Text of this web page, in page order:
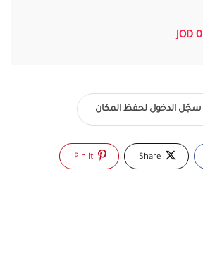
0 JOD
سجّل الدخول لحفظ المكان